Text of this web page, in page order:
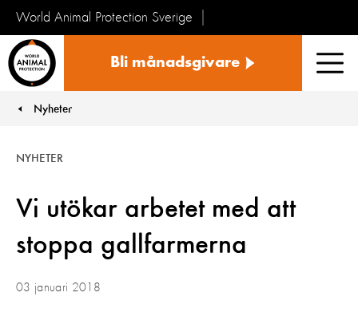
World Animal Protection Sverige
Bli månadsgivare
You are here:
Nyheter
Vi utökar arbetet med att
stoppa gallfarmerna
NYHETER
03 januari 2018